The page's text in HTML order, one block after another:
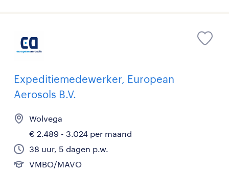
Expeditiemedewerker, European
Aerosols B.V.
Wolvega
€ 2.489 - 3.024 per maand
38 uur, 5 dagen p.w.
VMBO/MAVO